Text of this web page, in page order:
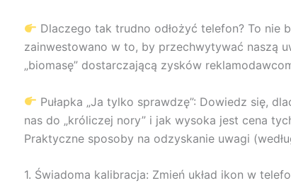
Dlaczego tak trudno odłożyć telefon? To nie
zainwestowano w to, by przechwytywać naszą
„biomasę” dostarczającą zysków
Pułapka „Ja tylko sprawdzę”: Dowiedz się,
nas do „króliczej nory” i jak wysoka jest cena
Praktyczne sposoby na odzyskanie uwagi
1. Świadoma kalibracja: Zmień układ ikon w